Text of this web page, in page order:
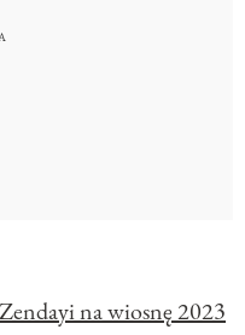
na wiosnę 2023